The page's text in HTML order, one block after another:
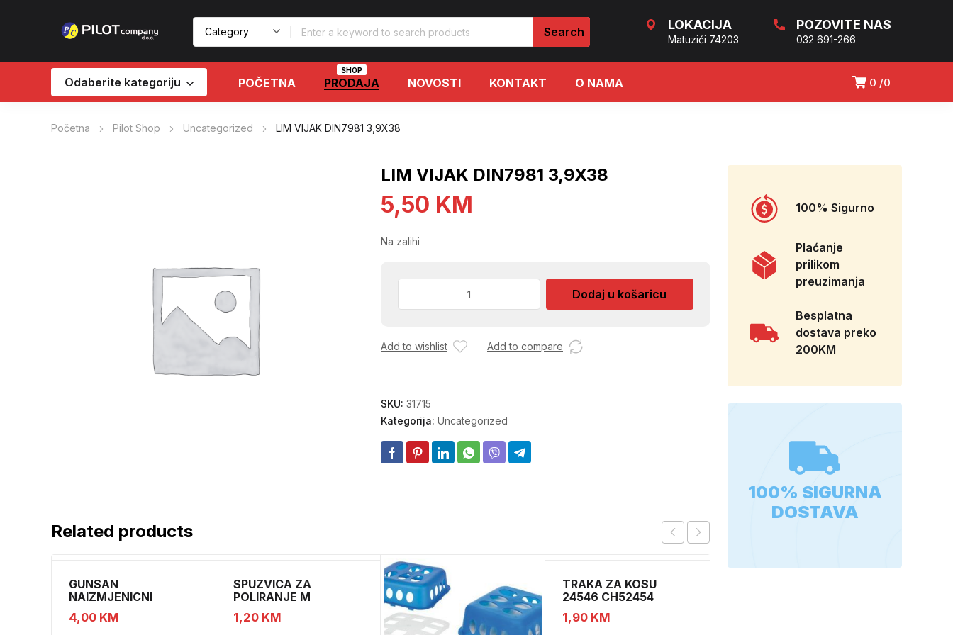
LOKACIJA
Matuzići 74203
POZOVITE NAS
032 691-266
0 0
Odaberite kategoriju POČETNA PRODAJA
SHOP
NOVOSTI KONTAKT O NAMA
Početna Pilot Shop Uncategorized LIM VIJAK DIN7981 3,9X38
LIM VIJAK DIN7981 3,9X38
5,50 KM
Na zalihi
količina
Dodaj u košaricu
Add to wishlist Add to compare
SKU: 31715
Kategorija: Uncategorized
Related products
GUNSAN
NAIZMJENICNI
PREKIDAC BEZ OKVIRA
4,00 KM
SPUZVICA ZA
POLIRANJE M
1,20 KM
TRAKA ZA KOSU
24546 CH52454
1,90 KM
100% Sigurno
Plaćanje
prilikom
preuzimanja
Besplatna
dostava preko
200KM
100% SIGURNA
DOSTAVA